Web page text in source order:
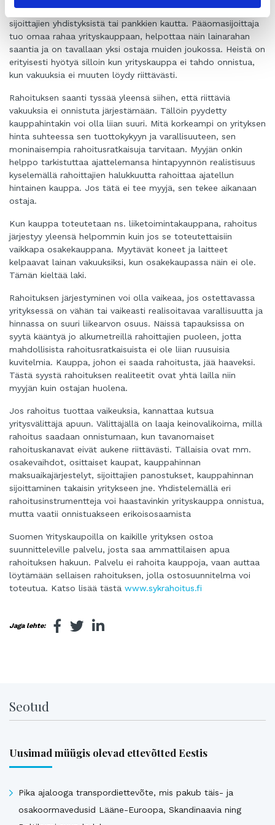
pääomasijoittaminen. Muita pääomasijoittajia voi löytyä
sijoittajien yhdistyksistä tai pankkien kautta. Pääomasijoittaja
tuo omaa rahaa yrityskauppaan, helpottaa näin lainarahan
saantia ja on tavallaan yksi ostaja muiden joukossa. Heistä on
erityisesti hyötyä silloin kun yrityskauppa ei tahdo onnistua,
kun vakuuksia ei muuten löydy riittävästi.
Rahoituksen saanti tyssää yleensä siihen, että riittäviä
vakuuksia ei onnistuta järjestämään. Tällöin pyydetty
kauppahintakin voi olla liian suuri. Mitä korkeampi on yrityksen
hinta suhteessa sen tuottokykyyn ja varallisuuteen, sen
moninaisempia rahoitusratkaisuja tarvitaan. Myyjän onkin
helppo tarkistuttaa ajattelemansa hintapyynnön realistisuus
kyselemällä rahoittajien halukkuutta rahoittaa ajatellun
hintainen kauppa. Jos tätä ei tee myyjä, sen tekee aikanaan
ostaja.
Kun kauppa toteutetaan ns. liiketoimintakauppana, rahoitus
järjestyy yleensä helpommin kuin jos se toteutettaisiin
vaikkapa osakekauppana. Myytävät koneet ja laitteet
kelpaavat lainan vakuuksiksi, kun osakekaupassa näin ei ole.
Tämän kieltää laki.
Rahoituksen järjestyminen voi olla vaikeaa, jos ostettavassa
yrityksessä on vähän tai vaikeasti realisoitavaa varallisuutta ja
hinnassa on suuri liikearvon osuus. Näissä tapauksissa on
syytä kääntyä jo alkumetreillä rahoittajien puoleen, jotta
mahdollisista rahoitusratkaisuista ei ole liian ruusuisia
kuvitelmia. Kauppa, johon ei saada rahoitusta, jää haaveksi.
Tästä syystä rahoituksen realiteetit ovat yhtä lailla niin
myyjän kuin ostajan huolena.
Jos rahoitus tuottaa vaikeuksia, kannattaa kutsua
yritysvälittäjä apuun. Välittäjällä on laaja keinovalikoima, millä
rahoitus saadaan onnistumaan, kun tavanomaiset
rahoituskanavat eivät aukene riittävästi. Tällaisia ovat mm.
osakevaihdot, osittaiset kaupat, kauppahinnan
maksuaikajärjestelyt, sijoittajien panostukset, kauppahinnan
sijoittaminen takaisin yritykseen jne. Yhdistelemällä eri
rahoitusinstrumentteja voi haastavinkin yrityskauppa onnistua,
mutta vaatii onnistuakseen erikoisosaamista
Suomen Yrityskaupoilla on kaikille yrityksen ostoa
suunnitteleville palvelu, josta saa ammattilaisen apua
rahoituksen hakuun. Palvelu ei rahoita kauppoja, vaan auttaa
löytämään sellaisen rahoituksen, jolla ostosuunnitelma voi
toteutua. Katso lisää tästä www.sykrahoitus.fi
Jaga lehte:
Seotud
Uusimad müügis olevad ettevõtted Eestis
Pika ajalooga transpordiettevõte, mis pakub täis- ja
osakoormavedusid Lääne-Euroopa, Skandinaavia ning